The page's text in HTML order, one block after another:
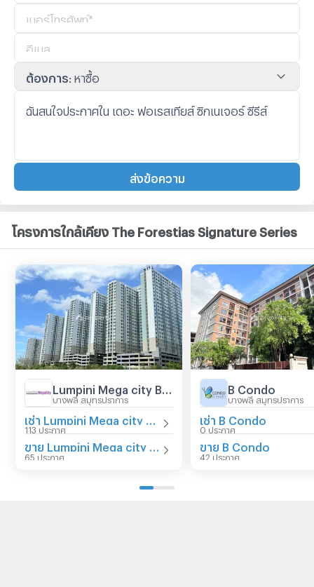
ต้องการ: หาซื้อ
ส่งข้อความ
โครงการใกล้เคียง The Forestias Signature Series
บางพลี สมุทรปราการ
113 ประกาศ
65 ประกาศ
B Condo
บางพลี สมุทรปราการ
เช่า B Condo
0 ประกาศ
ขาย B Condo
42 ประกาศ